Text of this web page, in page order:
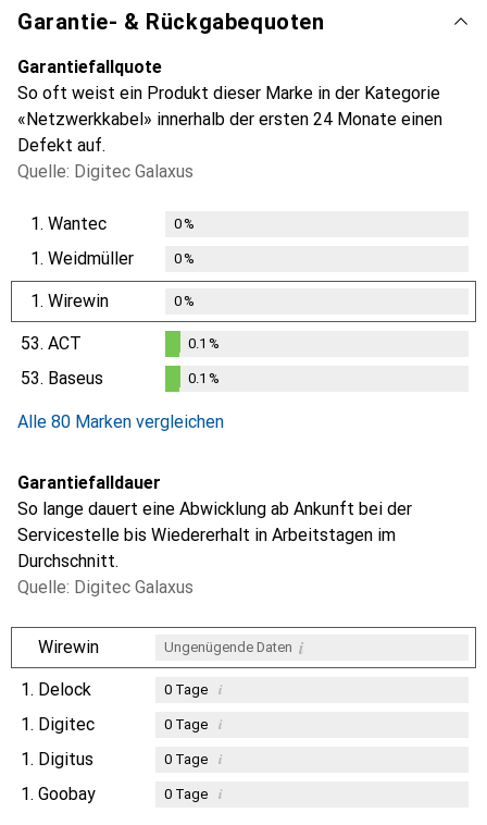
Garantie- & Rückgabequoten
Garantiefallquote
So oft weist ein Produkt dieser Marke in der Kategorie
«Netzwerkkabel» innerhalb der ersten 24 Monate einen
Defekt auf.
Quelle: Digitec Galaxus
1. Wantec 0%
1. Weidmüller 0%
1. Wirewin 0%
53. ACT
%
0.1 %
53. Baseus 0.1 %
Alle 80 Marken vergleichen
Garantiefalldauer
So lange dauert eine Abwicklung ab Ankunft bei der
Servicestelle bis Wiedererhalt in Arbeitstagen im
Durchschnitt.
Quelle: Digitec Galaxus
Wirewin Ungenügende Daten i
1. Delock 0Tage i
1. Digitec 0Tage i
1. Digitus 0Tage i
1. Goobay 0Tage i